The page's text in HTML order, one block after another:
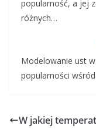
popularność, a jej
różnych…
Modelowanie ust
popularności
W jakiej